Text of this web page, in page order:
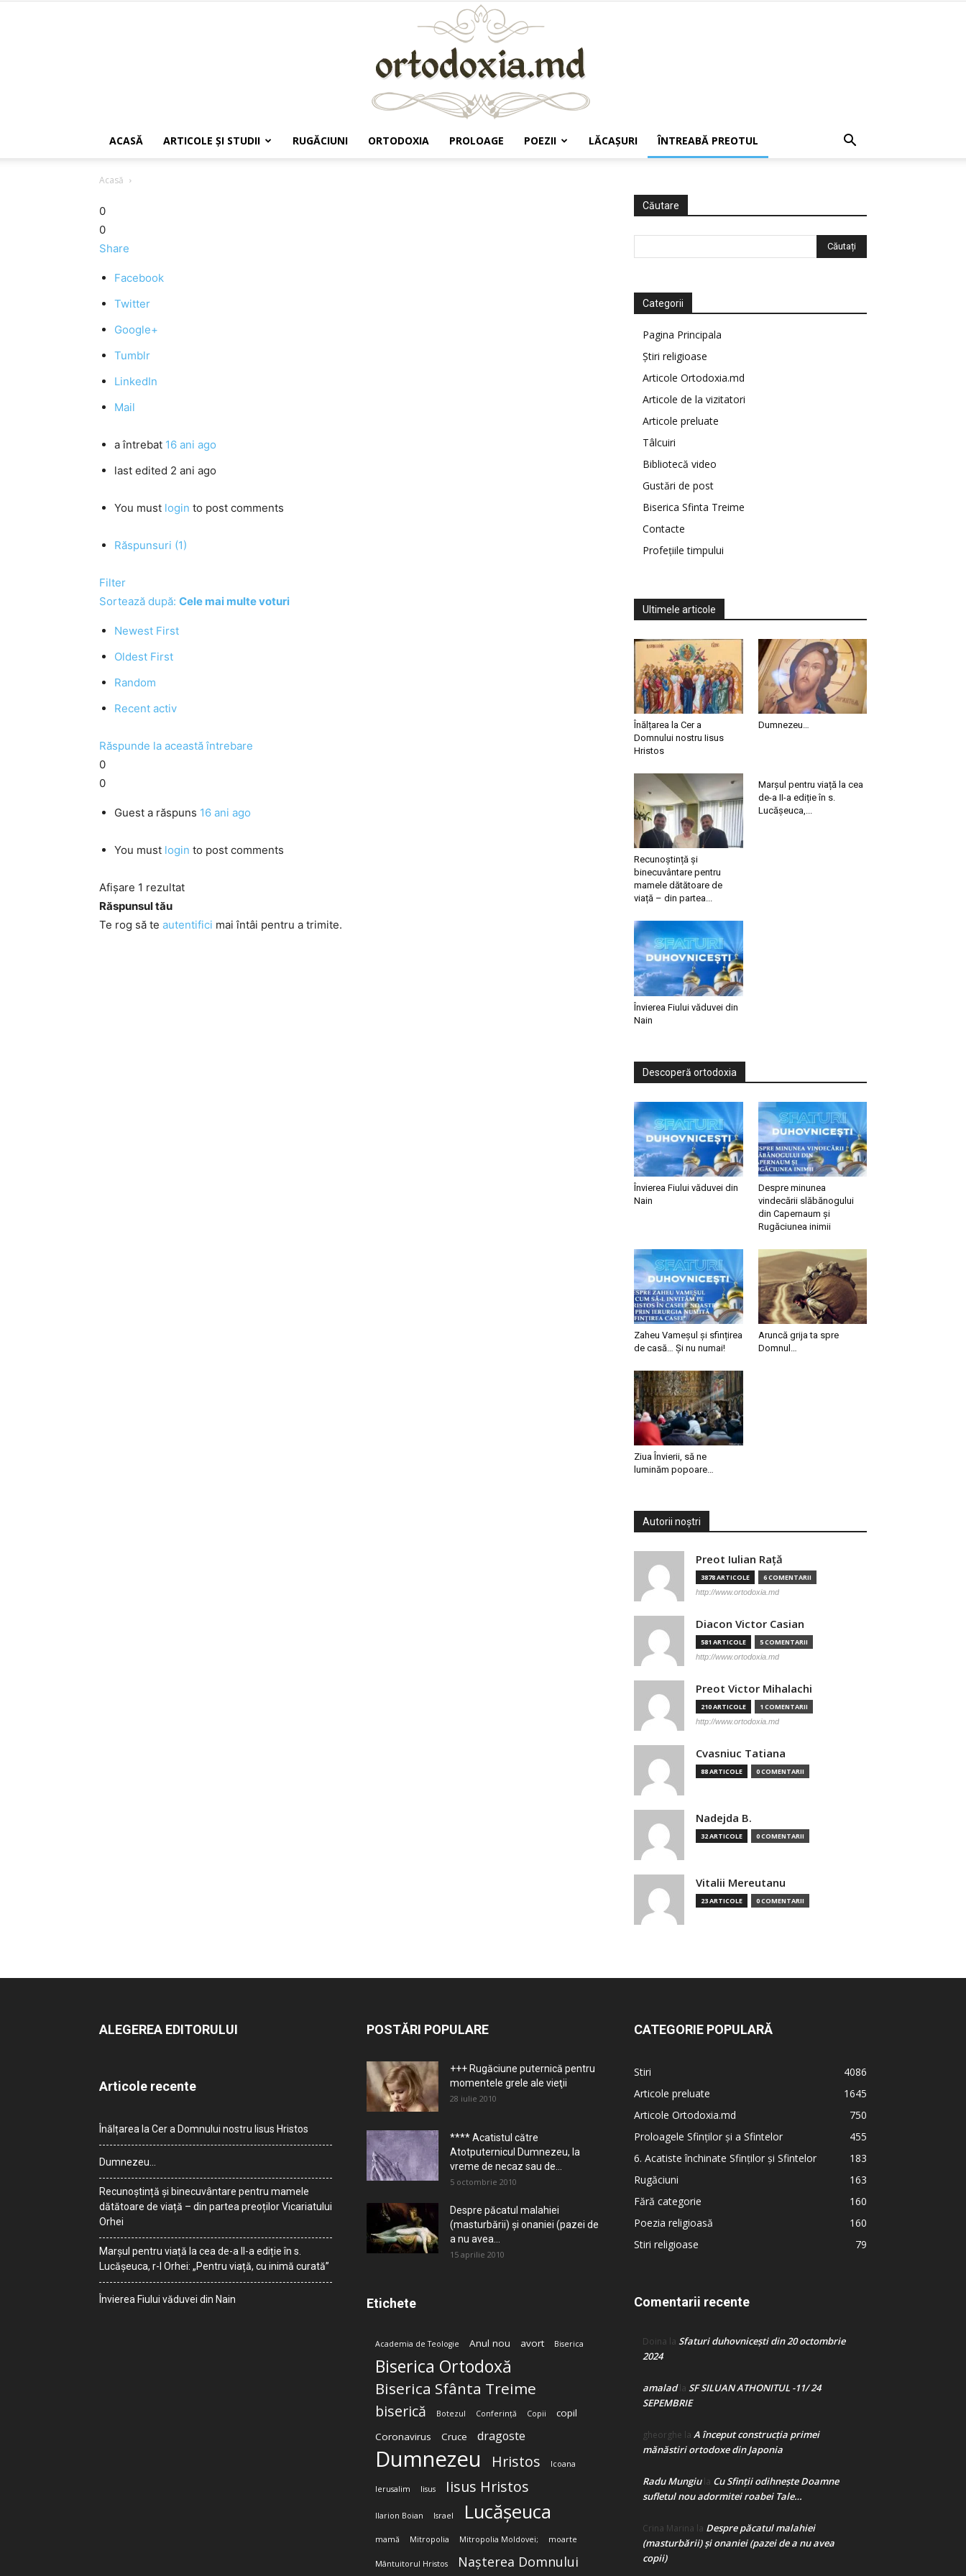
ACASĂ ARTICOLE ŞI STUDII RUGĂCIUNI ORTODOXIA PROLOAGE POEZII LĂCAŞURI ÎNTREABĂ PREOTUL
Acasă
0
0
Share
Facebook
Twitter
Google+
Tumblr
LinkedIn
Mail
a întrebat 16 ani ago
last edited 2 ani ago
You must login to post comments
Răspunsuri (1)
Filter
Sortează după: Cele mai multe voturi
Newest First
Oldest First
Random
Recent activ
Răspunde la această întrebare
0
0
Guest a răspuns 16 ani ago
You must login to post comments
Afișare 1 rezultat
Răspunsul tău
Te rog să te autentifici mai întâi pentru a trimite.
Căutare
Categorii
Pagina Principala
Știri religioase
Articole Ortodoxia.md
Articole de la vizitatori
Articole preluate
Tâlcuiri
Bibliotecă video
Gustări de post
Biserica Sfinta Treime
Contacte
Profețiile timpului
Ultimele articole
Înălțarea la Cer a
Domnului nostru Iisus
Hristos
Dumnezeu…
Recunoștință și
binecuvântare pentru
mamele dătătoare de
viață – din partea...
Marșul pentru viață la cea
de-a II-a ediție în s.
Lucășeuca,...
Învierea Fiului văduvei din
Nain
Descoperă ortodoxia
Învierea Fiului văduvei din
Nain
Despre minunea
vindecării slăbănogului
din Capernaum și
Rugăciunea inimii
Zaheu Vameșul și sfințirea
de casă… Și nu numai!
Aruncă grija ta spre
Domnul…
Ziua Învierii, să ne
luminăm popoare…
Autorii noștri
Preot Iulian Raţă
3878 ARTICOLE 6 COMENTARII
http://www.ortodoxia.md
Diacon Victor Casian
581 ARTICOLE 5 COMENTARII
http://www.ortodoxia.md
Preot Victor Mihalachi
210 ARTICOLE 1 COMENTARII
http://www.ortodoxia.md
Cvasniuc Tatiana
88 ARTICOLE 0 COMENTARII
Nadejda B.
32 ARTICOLE 0 COMENTARII
Vitalii Mereutanu
23 ARTICOLE 0 COMENTARII
ALEGEREA EDITORULUI
Articole recente
Înălțarea la Cer a Domnului nostru Iisus Hristos
Dumnezeu…
Recunoștință și binecuvântare pentru mamele
dătătoare de viață – din partea preoților Vicariatului
Orhei
Marșul pentru viață la cea de-a II-a ediție în s.
Lucășeuca, r-l Orhei: „Pentru viață, cu inimă curată”
Învierea Fiului văduvei din Nain
POSTĂRI POPULARE
+++ Rugăciune puternică pentru
momentele grele ale vieţii
28 iulie 2010
**** Acatistul către
Atotputernicul Dumnezeu, la
vreme de necaz sau de...
5 octombrie 2010
Despre păcatul malahiei
(masturbării) şi onaniei (pazei de
a nu avea...
15 aprilie 2010
Etichete
Academia de Teologie Anul nou avort Biserica
Biserica Ortodoxă
Biserica Sfânta Treime
biserică Botezul Conferință Copii
copil
Coronavirus
Cruce dragoste
Dumnezeu Hristos Icoana
Ierusalim Iisus Iisus Hristos
Ilarion Boian Israel Lucășeuca
mamă Mitropolia Mitropolia Moldovei; moarte
Mântuitorul Hristos Nașterea Domnului
CATEGORIE POPULARĂ
Stiri
4086
Articole preluate
1645
Articole Ortodoxia.md
750
Proloagele Sfinților și a Sfintelor
455
6. Acatiste închinate Sfinților și Sfintelor
183
Rugăciuni
163
Fără categorie
160
Poezia religioasă
160
Stiri religioase
79
Comentarii recente
Doina la Sfaturi duhovnicești din 20 octombrie
2024
amaladla SF SILUAN ATHONITUL -11/ 24
SEPEMBRIE
gheorghe la A început construcţia primei
mănăstiri ortodoxe din Japonia
Radu Mungiula Cu Sfinții odihnește Doamne
sufletul nou adormitei roabei Tale…
Crina Marina la Despre păcatul malahiei
(masturbării) şi onaniei (pazei de a nu avea
copii)